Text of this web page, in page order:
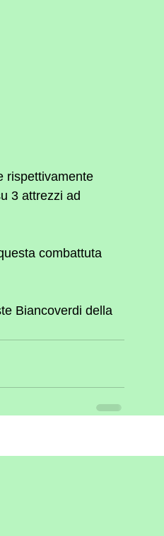
rispettivamente
3 attrezzi ad
combattuta
Biancoverdi della